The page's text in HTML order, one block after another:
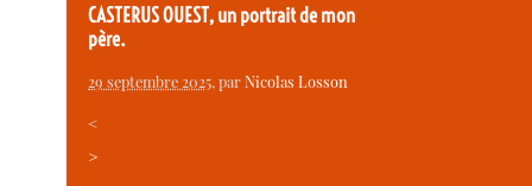
CASTERUS OUEST, un portrait de mon
père.
29 septembre 2025, parNicolas Losson
<
>